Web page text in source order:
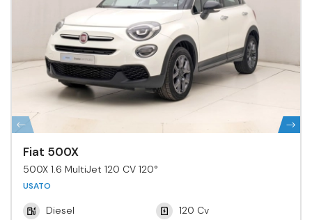
Fiat 500X
500X 1.6 MultiJet 120 CV 120°
USATO
Diesel
120 Cv